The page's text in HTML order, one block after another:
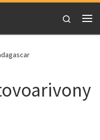
Search